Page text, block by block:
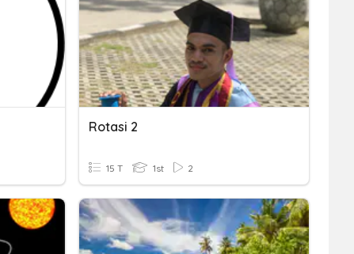
Rotasi 2
15 T 1st 2